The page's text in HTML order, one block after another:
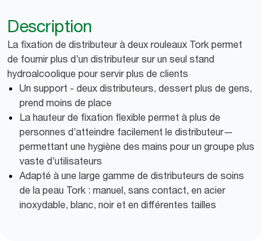
Description
La fixation de distributeur à deux rouleaux Tork permet
de fournir plus d’un distributeur sur un seul stand
hydroalcoolique pour servir plus de clients
Un support - deux distributeurs, dessert plus de gens,
prend moins de place
La hauteur de fixation flexible permet à plus de
personnes d’atteindre facilement le distributeur—
permettant une hygiène des mains pour un groupe plus
vaste d’utilisateurs
Adapté à une large gamme de distributeurs de soins
de la peau Tork : manuel, sans contact, en acier
inoxydable, blanc, noir et en différentes tailles